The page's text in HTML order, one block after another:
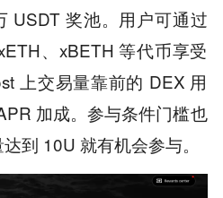
USDT 奖池。用户可通过
、xBETH 等代币享受
上交易量靠前的 DEX 用
加成。参与条件门槛也
到 10U 就有机会参与。